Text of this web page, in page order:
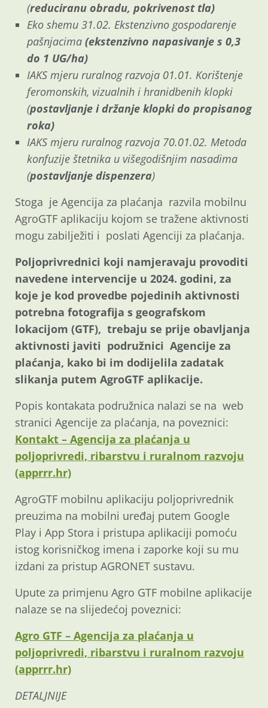
(reduciranu obradu, pokrivenost tla)
Eko shemu 31.02. Ekstenzivno gospodarenje
pašnjacima (ekstenzivno napasivanje s 0,3
do 1 UG/ha)
IAKS mjeru ruralnog razvoja 01.01. Korištenje
feromonskih, vizualnih i hranidbenih klopki
(postavljanje i držanje klopki do propisanog
roka)
IAKS mjeru ruralnog razvoja 70.01.02. Metoda
konfuzije štetnika u višegodišnjim nasadima
(postavljanje dispenzera)
Stoga je Agencija za plaćanja razvila mobilnu
AgroGTF aplikaciju kojom se tražene aktivnosti
mogu zabilježiti i poslati Agenciji za plaćanja.
Poljoprivrednici koji namjeravaju provoditi
navedene intervencije u 2024. godini, za
koje je kod provedbe pojedinih aktivnosti
potrebna fotografija s geografskom
lokacijom (GTF), trebaju se prije obavljanja
aktivnosti javiti podružnici Agencije za
plaćanja, kako bi im dodijelila zadatak
slikanja putem AgroGTF aplikacije.
Popis kontakata podružnica nalazi se na web
stranici Agencije za plaćanja, na poveznici:
Kontakt – Agencija za plaćanja u
poljoprivredi, ribarstvu i ruralnom razvoju
(apprrr.hr)
AgroGTF mobilnu aplikaciju poljoprivrednik
preuzima na mobilni uređaj putem Google
Play i App Stora i pristupa aplikaciji pomoću
istog korisničkog imena i zaporke koji su mu
izdani za pristup AGRONET sustavu.
Upute za primjenu Agro GTF mobilne aplikacije
nalaze se na slijedećoj poveznici:
Agro GTF – Agencija za plaćanja u
poljoprivredi, ribarstvu i ruralnom razvoju
(apprrr.hr)
DETALJNIJE